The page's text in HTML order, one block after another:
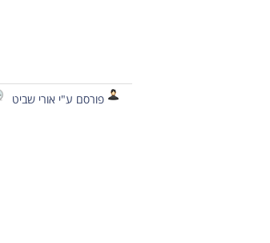
פורסם ע"י אורי שביט